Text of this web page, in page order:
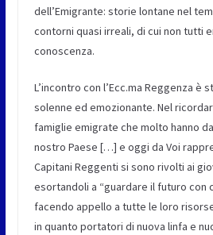
dell’Emigrante: storie lontane nel
contorni quasi irreali, di cui non tutti
conoscenza.
L’incontro con l’Ecc.ma Reggenza è
solenne ed emozionante. Nel
famiglie emigrate che molto hanno
nostro Paese […] e oggi da Voi
Capitani Reggenti si sono rivolti ai
esortandoli a “guardare il futuro con
facendo appello a tutte le loro
in quanto portatori di nuova linfa e